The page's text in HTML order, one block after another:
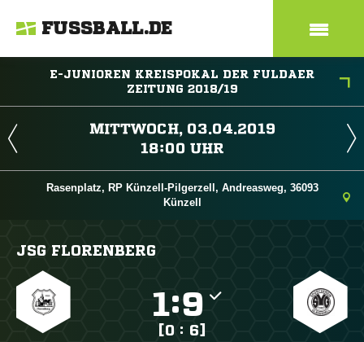
FUSSBALL.DE
E-JUNIOREN KREISPOKAL DER FULDAER
ZEITUNG 2018/19
 
 
Rasenplatz, RP Künzell-Pilgerzell, Andreasweg, 36093
Künzell
JSG FLORENBERG
:
[0 : 6]